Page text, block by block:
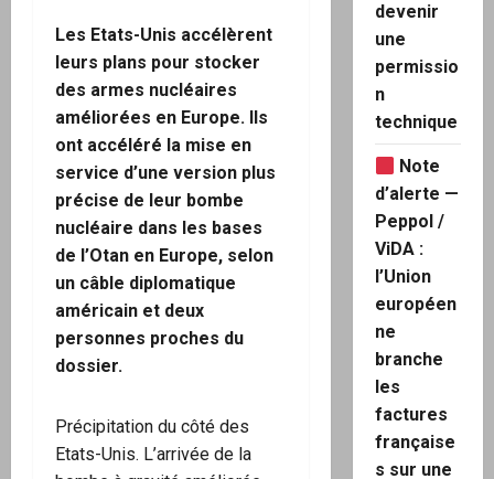
Les Etats-Unis accélèrent
leurs plans pour stocker
des armes nucléaires
améliorées en Europe. Ils
ont accéléré la mise en
service d’une version plus
précise de leur bombe
nucléaire dans les bases
de l’Otan en Europe, selon
un câble diplomatique
américain et deux
personnes proches du
dossier.
Précipitation du côté des
Etats-Unis. L’arrivée de la
devenir
une
permissio
n
technique
Note
d’alerte —
Peppol /
ViDA :
l’Union
européen
ne
branche
les
factures
française
s sur une